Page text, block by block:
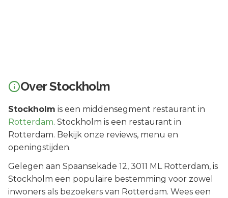
OverStockholm
Stockholm is een middensegment restaurant in
Rotterdam. Stockholm is een restaurant in
Rotterdam. Bekijk onze reviews, menu en
openingstijden.
Gelegen aan Spaansekade 12, 3011 ML Rotterdam, is
Stockholm een populaire bestemming voor zowel
inwoners als bezoekers van Rotterdam. Wees een